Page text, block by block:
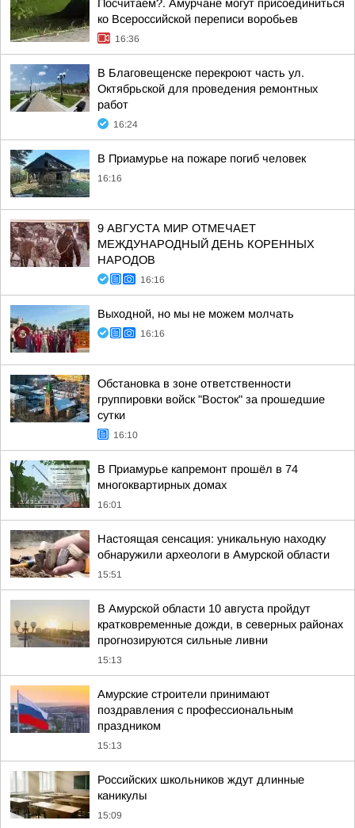
Посчитаем?. Амурчане могут присоединиться
ко Всероссийской переписи воробьев
16:36
В Благовещенске перекроют часть ул.
Октябрьской для проведения ремонтных
работ
16:24
В Приамурье на пожаре погиб человек
16:16
9 АВГУСТА МИР ОТМЕЧАЕТ
МЕЖДУНАРОДНЫЙ ДЕНЬ КОРЕННЫХ
НАРОДОВ
16:16
Выходной, но мы не можем молчать
16:16
Обстановка в зоне ответственности
группировки войск "Восток" за прошедшие
сутки
16:10
В Приамурье капремонт прошёл в 74
многоквартирных домах
16:01
Настоящая сенсация: уникальную находку
обнаружили археологи в Амурской области
15:51
В Амурской области 10 августа пройдут
кратковременные дожди, в северных районах
прогнозируются сильные ливни
15:13
Амурские строители принимают
поздравления с профессиональным
праздником
15:13
Российских школьников ждут длинные
каникулы
15:09